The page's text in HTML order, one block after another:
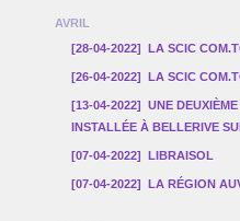
AVRIL
[28-04-2022] LA SCIC
[26-04-2022] LA SCIC
[13-04-2022] UNE
INSTALLÉE À BELLERIVE
[07-04-2022] LIBRAISOL
[07-04-2022] LA RÉGION